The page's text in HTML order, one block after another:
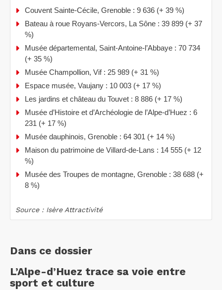
Couvent Sainte-Cécile, Grenoble : 9 636 (+ 39 %)
Bateau à roue Royans-Vercors, La Sône : 39 899 (+ 37
%)
Musée départemental, Saint-Antoine-l’Abbaye : 70 734
(+ 35 %)
Musée Champollion, Vif : 25 989 (+ 31 %)
Espace musée, Vaujany : 10 003 (+ 17 %)
Les jardins et château du Touvet : 8 886 (+ 17 %)
Musée d’Histoire et d’Archéologie de l’Alpe-d’Huez : 6
231 (+ 17 %)
Musée dauphinois, Grenoble : 64 301 (+ 14 %)
Maison du patrimoine de Villard-de-Lans : 14 555 (+ 12
%)
Musée des Troupes de montagne, Grenoble : 38 688 (+
8 %)
Source : Isère Attractivité
Dans ce dossier
L’Alpe-d’Huez trace sa voie entre
sport et culture